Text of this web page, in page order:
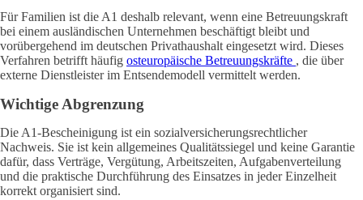
Für Familien ist die A1 deshalb relevant, wenn eine Betreuungskraft
bei einem ausländischen Unternehmen beschäftigt bleibt und
vorübergehend im deutschen Privathaushalt eingesetzt wird. Dieses
Verfahren betrifft häufig osteuropäische Betreuungskräfte , die über
externe Dienstleister im Entsendemodell vermittelt werden.
Wichtige Abgrenzung
Die A1-Bescheinigung ist ein sozialversicherungsrechtlicher
Nachweis. Sie ist kein allgemeines Qualitätssiegel und keine Garantie
dafür, dass Verträge, Vergütung, Arbeitszeiten, Aufgabenverteilung
und die praktische Durchführung des Einsatzes in jeder Einzelheit
korrekt organisiert sind.